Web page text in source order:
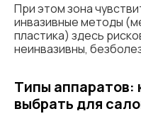
При этом зона
инвазивные методы
пластика) здесь
неинвазивны,
Типы аппаратов:
выбрать для